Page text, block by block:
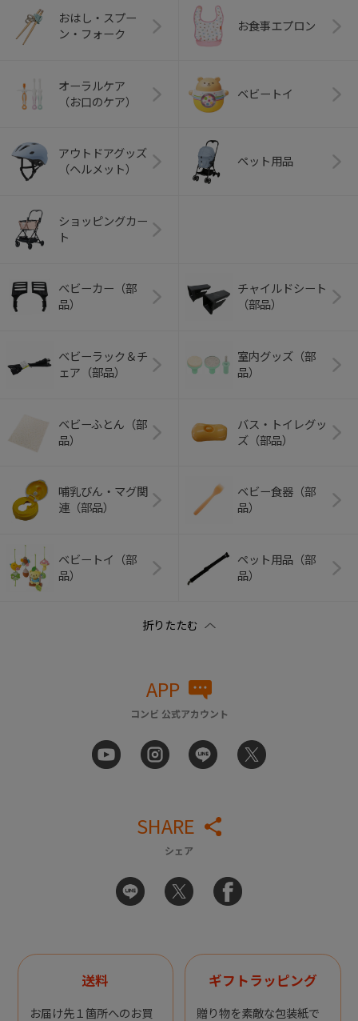
おはし・スプー
ン・フォーク
お食事エプロン
オーラルケア
（お口のケア）
ベビートイ
アウトドアグッズ
（ヘルメット）
ペット用品
ショッピングカー
ト
ベビーカー（部
品）
チャイルドシート
（部品）
ベビーラック＆チ
ェア（部品）
室内グッズ（部
品）
ベビーふとん（部
品）
バス・トイレグッ
ズ（部品）
哺乳びん・マグ関
連（部品）
ベビー食器（部
品）
ベビートイ（部
品）
ペット用品（部
品）
APP
コンビ 公式アカウント
SHARE
シェア
送料
お届け先１箇所へのお買
ギフトラッピング
贈り物を素敵な包装紙で